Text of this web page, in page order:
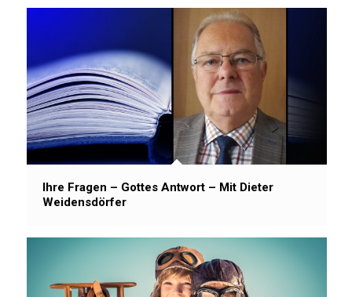
Ihre Fragen – Gottes Antwort – Mit Dieter
Weidensdörfer